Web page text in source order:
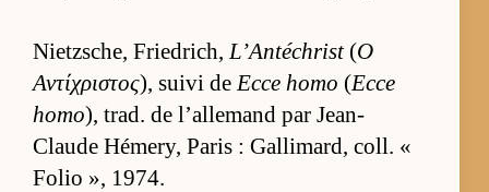
Nietzsche, Friedrich,L’Antéchrist(Ο
Αντίχριστος), suivi deEcce homo (Ecce
homo), trad. de l’allemand par Jean-
Claude Hémery, Paris : Gallimard, coll. «
Folio », 1974.